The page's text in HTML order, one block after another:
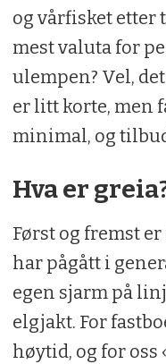
og vårfisket etter
mest valuta for
ulempen? Vel,
er litt korte, men
minimal, og
Hva er
Først og fremst
har pågått i
egen sjarm på
elgjakt. For
høytid, og for oss